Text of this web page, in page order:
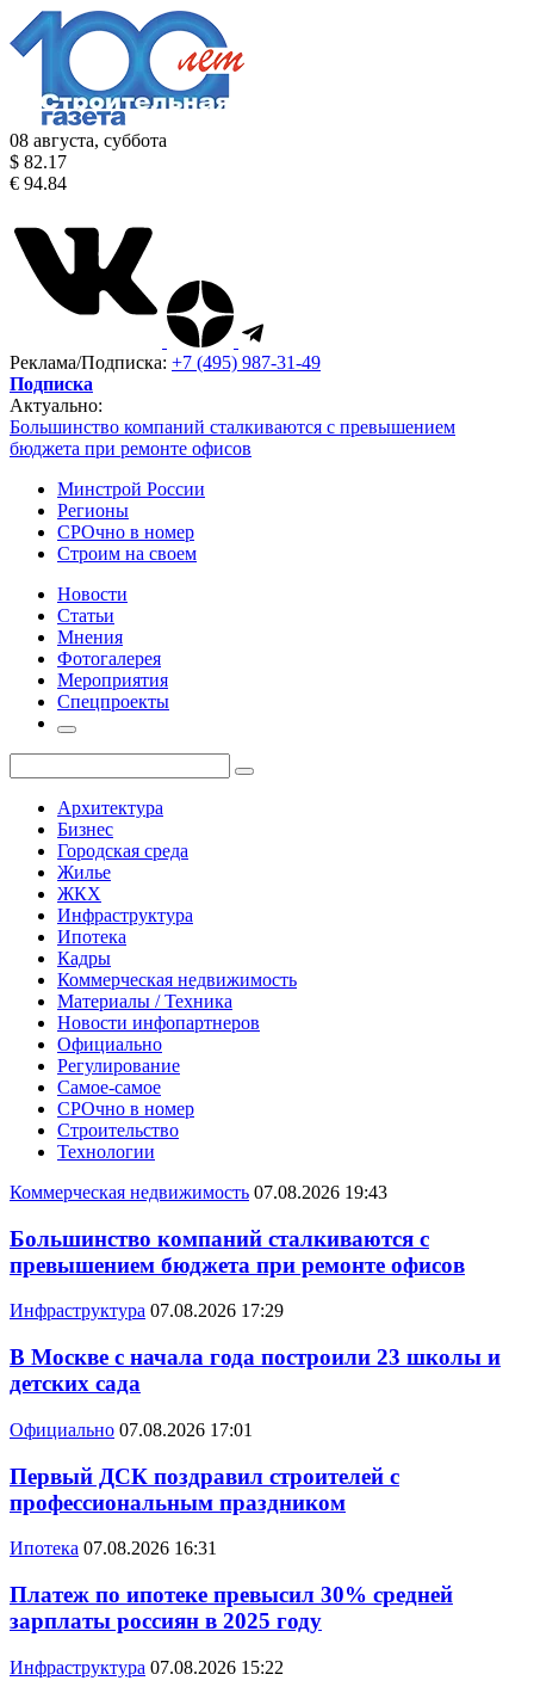
08 августа, суббота
$ 82.17
€ 94.84
Реклама/Подписка: +7 (495) 987-31-49
Подписка
Актуально:
Большинство компаний сталкиваются с превышением
бюджета при ремонте офисов
Минстрой России
Регионы
СРОчно в номер
Строим на своем
Новости
Статьи
Мнения
Фотогалерея
Мероприятия
Спецпроекты
Архитектура
Бизнес
Городская среда
Жилье
ЖКХ
Инфраструктура
Ипотека
Кадры
Коммерческая недвижимость
Материалы / Техника
Новости инфопартнеров
Официально
Регулирование
Самое-самое
СРОчно в номер
Строительство
Технологии
Коммерческая недвижимость 07.08.2026 19:43
Большинство компаний сталкиваются с
превышением бюджета при ремонте офисов
Инфраструктура 07.08.2026 17:29
В Москве с начала года построили 23 школы и
детских сада
Официально 07.08.2026 17:01
Первый ДСК поздравил строителей с
профессиональным праздником
Ипотека 07.08.2026 16:31
Платеж по ипотеке превысил 30% средней
зарплаты россиян в 2025 году
Инфраструктура 07.08.2026 15:22